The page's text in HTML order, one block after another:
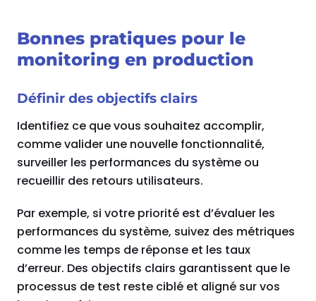
Bonnes pratiques pour le
monitoring en production
Définir des objectifs clairs
Identifiez ce que vous souhaitez accomplir,
comme valider une nouvelle fonctionnalité,
surveiller les performances du système ou
recueillir des retours utilisateurs.
Par exemple, si votre priorité est d’évaluer les
performances du système, suivez des métriques
comme les temps de réponse et les taux
d’erreur. Des objectifs clairs garantissent que le
processus de test reste ciblé et aligné sur vos